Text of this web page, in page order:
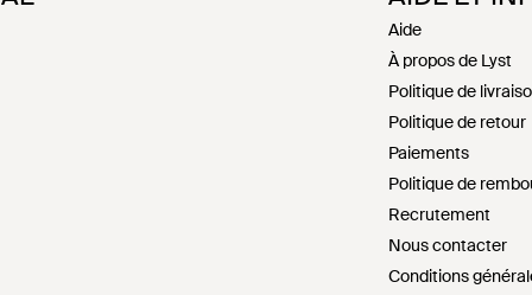
Aide
À propos de Lyst
Politique de
Politique de retour
Paiements
Politique de
Recrutement
Nous contacter
Conditions